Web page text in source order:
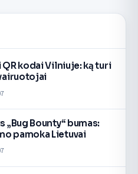
kodai Vilniuje: ką turi
„Bug Bounty“ bumas:
pamoka Lietuvai